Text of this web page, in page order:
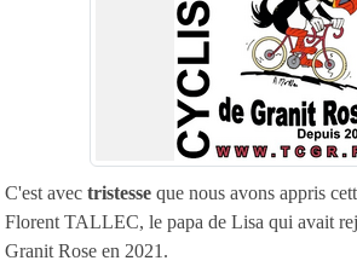
C'est avec tristesse que nous avons appris
Florent TALLEC, le papa de Lisa qui avait
Granit Rose en 2021.